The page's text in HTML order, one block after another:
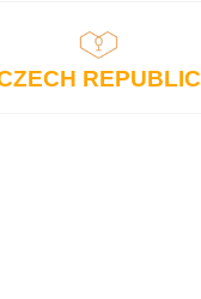
REPUBLIC